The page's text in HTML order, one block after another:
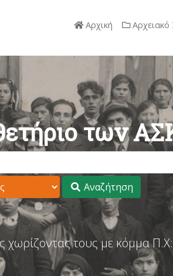
Αρχική Αρχειακό
των
Αναζήτηση
χωρίζοντας τους με κόμμα Π.Χ: